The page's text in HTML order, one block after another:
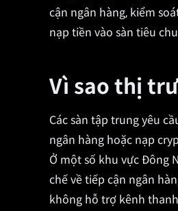
cận ngân hàng, kiểm
nạp tiền vào sàn tiêu
Vì sao thị
Các sàn tập trung yêu
ngân hàng hoặc nạp
Ở một số khu vực Đông
chế về tiếp cận ngân
không hỗ trợ kênh